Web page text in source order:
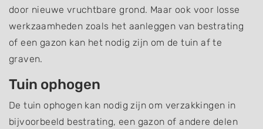
door nieuwe vruchtbare grond. Maar ook voor losse
werkzaamheden zoals het aanleggen van bestrating
of een gazon kan het nodig zijn om de tuin af te
graven.
Tuin ophogen
De tuin ophogen kan nodig zijn om verzakkingen in
bijvoorbeeld bestrating, een gazon of andere delen